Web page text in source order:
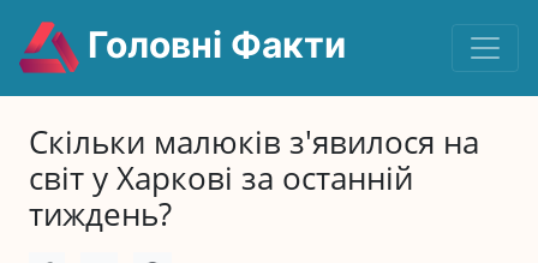
Головні Факти
Скільки малюків з'явилося на
світ у Харкові за останній
тиждень?